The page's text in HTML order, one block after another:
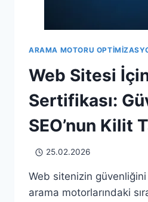
ARAMA MOTORU
Web Sitesi
Sertifikası:
SEO’nun Kilit
25.02.2026
Web sitenizin
arama motorlarındaki